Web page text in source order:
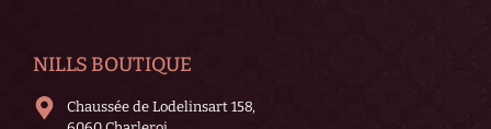
NILLS BOUTIQUE
Chaussée de Lodelinsart 158,